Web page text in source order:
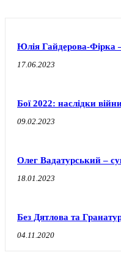
Юлія Гайдерова-Фірка
17.06.2023
Бої 2022: наслідки
09.02.2023
Олег Вадатурський –
18.01.2023
Без Дятлова та
04.11.2020